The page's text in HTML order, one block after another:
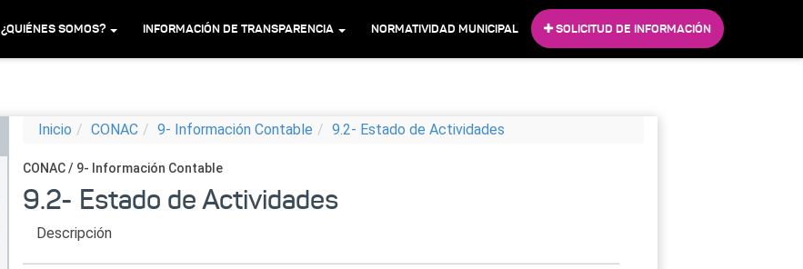
¿QUIÉNES SOMOS? INFORMACIÓN DE TRANSPARENCIA NORMATIVIDAD MUNICIPAL SOLICITUD DE INFORMACIÓN
Inicio CONAC 9- Información Contable 9.2- Estado de Actividades
CONAC / 9- Información Contable
9.2- Estado de Actividades
Descripción